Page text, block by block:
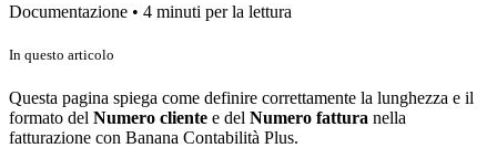
Documentazione • 4 minuti per la lettura
In questo articolo
Questa pagina spiega come definire correttamente la lunghezza e il
formato del Numero cliente e del Numero fattura nella
fatturazione con Banana Contabilità Plus.